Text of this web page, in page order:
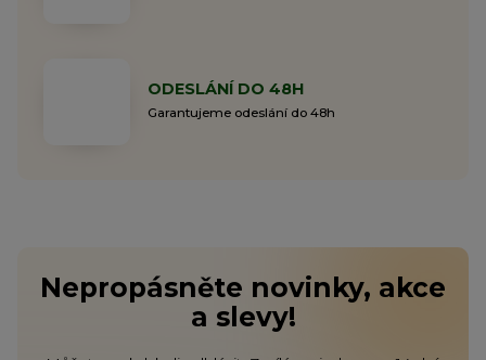
ODESLÁNÍ DO 48H
Garantujeme odeslání do 48h
Nepropásněte novinky, akce
a slevy!